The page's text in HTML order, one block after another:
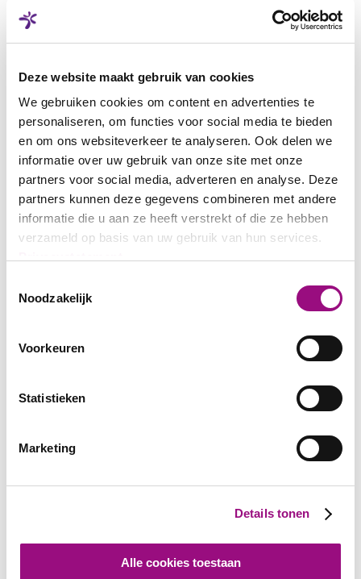
Deze website maakt gebruik van cookies
We gebruiken cookies om content en advertenties te
personaliseren, om functies voor social media te bieden
en om ons websiteverkeer te analyseren. Ook delen we
informatie over uw gebruik van onze site met onze
partners voor social media, adverteren en analyse. Deze
partners kunnen deze gegevens combineren met andere
informatie die u aan ze heeft verstrekt of die ze hebben
verzameld op basis van uw gebruik van hun services.
Noodzakelijk
Voorkeuren
Statistieken
Marketing
Details tonen
Alle cookies toestaan